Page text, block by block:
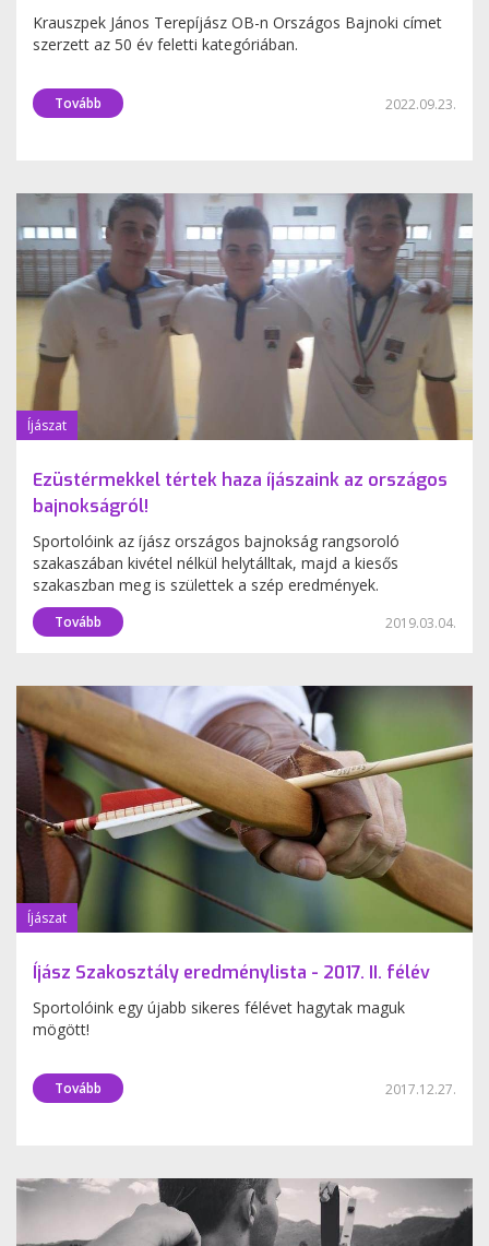
Krauszpek János Terepíjász OB-n Országos Bajnoki címet
szerzett az 50 év feletti kategóriában.
Tovább 2022.09.23.
Íjászat
Ezüstérmekkel tértek haza íjászaink az országos
bajnokságról!
Sportolóink az íjász országos bajnokság rangsoroló
szakaszában kivétel nélkül helytálltak, majd a kiesős
szakaszban meg is születtek a szép eredmények.
Tovább 2019.03.04.
Íjászat
Íjász Szakosztály eredménylista - 2017. II. félév
Sportolóink egy újabb sikeres félévet hagytak maguk
mögött!
Tovább 2017.12.27.